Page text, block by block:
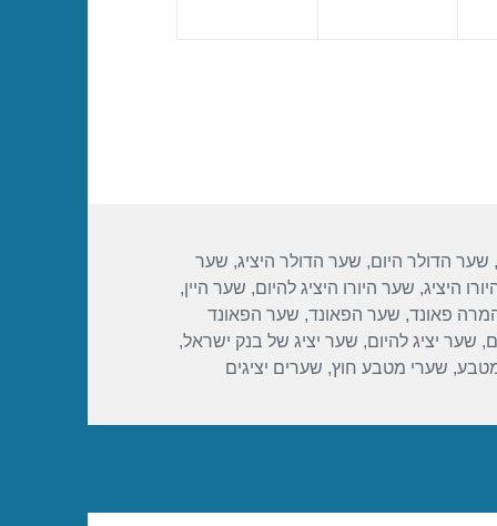
, שער הדולר היום, שער הדולר היציג, שער
היציג, שער היורו היציג להיום, שער היין,
פאונד, שער הפאונד, שער הפאונד
, שער יציג להיום, שער יציג של בנק ישראל,
, שערי מטבע חוץ, שערים יציגים